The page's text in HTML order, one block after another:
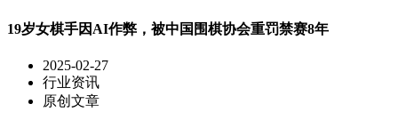
19岁女棋手因AI作弊，被中国围棋协会重罚禁赛8年
2025-02-27
行业资讯
原创文章